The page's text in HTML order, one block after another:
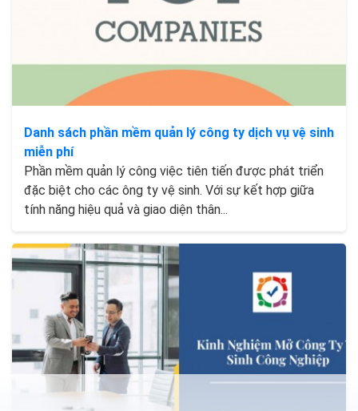
Danh sách phần mềm quản lý công ty dịch vụ vệ sinh
miễn phí
Phần mềm quản lý công việc tiên tiến được phát triển
đặc biệt cho các ông ty vệ sinh. Với sự kết hợp giữa
tính năng hiệu quả và giao diện thân...